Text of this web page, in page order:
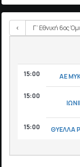
<
15:00 ΑΕ
15:00
15:00 ΘΥΕΛΛΑ